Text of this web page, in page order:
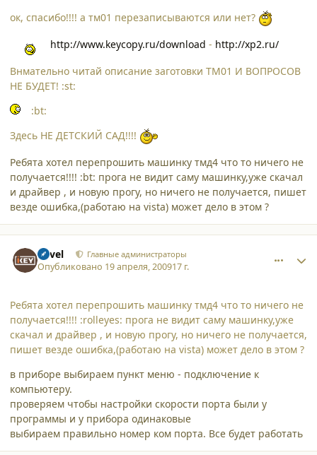
ок, спасибо!!!! а тм01 перезаписываются или нет?
http://www.keycopy.ru/download - http://xp2.ru/
Внмательно читай описание заготовки ТМ01 И ВОПРОСОВ
НЕ БУДЕТ! :st:
:bt:
Здесь НЕ ДЕТСКИЙ САД!!!!
Ребята хотел перепрошить машинку тмд4 что то ничего не
получается!!!! :bt: прога не видит саму машинку,уже скачал
и драйвер , и новую прогу, но ничего не получается, пишет
везде ошибка,(работаю на vista) может дело в этом ?
Pavel Главные администраторы
Опубликовано 19 апреля, 200917 г.
Ребята хотел перепрошить машинку тмд4 что то ничего не
получается!!!! :rolleyes: прога не видит саму машинку,уже
скачал и драйвер , и новую прогу, но ничего не получается,
пишет везде ошибка,(работаю на vista) может дело в этом ?
в приборе выбираем пункт меню - подключение к
компьютеру.
проверяем чтобы настройки скорости порта были у
программы и у прибора одинаковые
выбираем правильно номер ком порта. Все будет работать